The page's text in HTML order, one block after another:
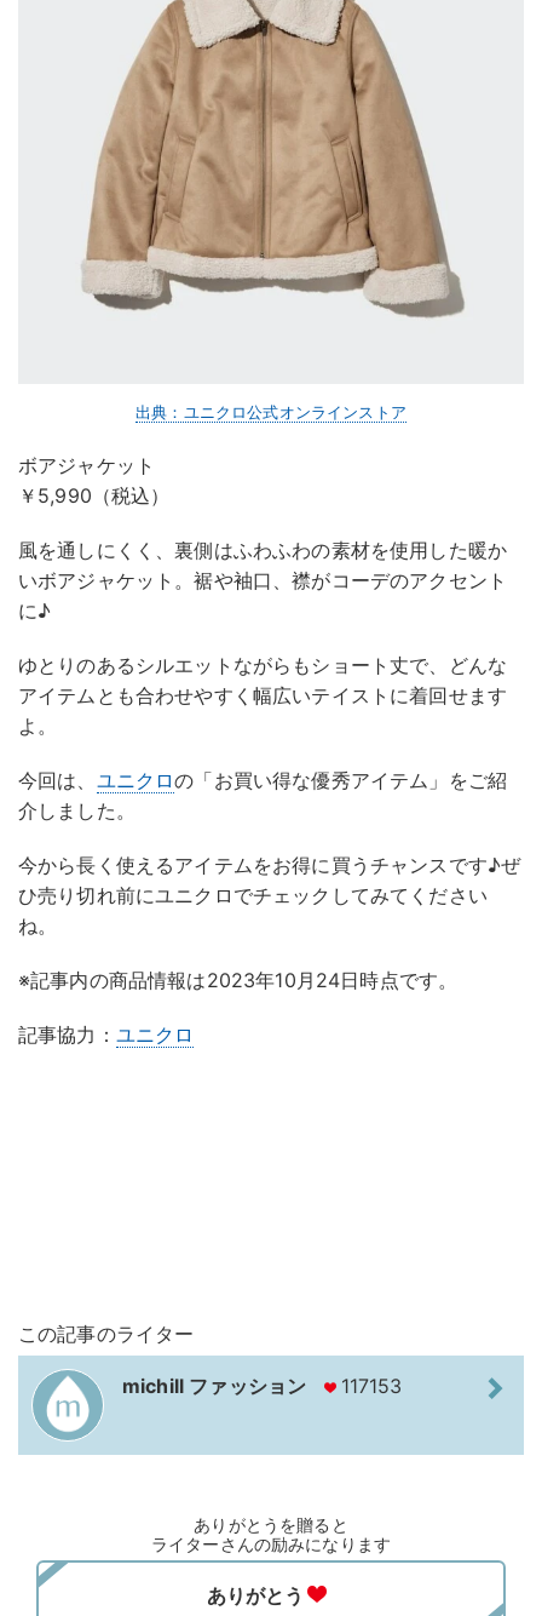
出典：ユニクロ公式オンラインストア
ボアジャケット
￥5,990（税込）
風を通しにくく、裏側はふわふわの素材を使用した暖か
いボアジャケット。裾や袖口、襟がコーデのアクセント
に♪
ゆとりのあるシルエットながらもショート丈で、どんな
アイテムとも合わせやすく幅広いテイストに着回せます
よ。
今回は、 ユニクロの「お買い得な優秀アイテム」をご紹
介しました。
今から長く使えるアイテムをお得に買うチャンスです♪ぜ
ひ売り切れ前にユニクロでチェックしてみてください
ね。
※記事内の商品情報は2023年10月24日時点です。
記事協力： ユニクロ
この記事のライター
michill ファッション 117153
ありがとうを贈ると
ライターさんの励みになります